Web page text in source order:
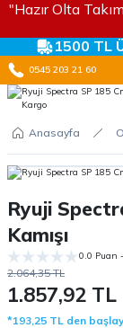
"Hazır Olta
1500 TL
0545 203 21 60
Anasayfa
Ryuji
Kamışı
0.0 Puan
2.064,35 TL
1.857,92 TL
*193,25 TL den